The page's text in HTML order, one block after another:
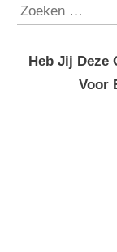
Zoeken
Heb Jij Deze
Voor